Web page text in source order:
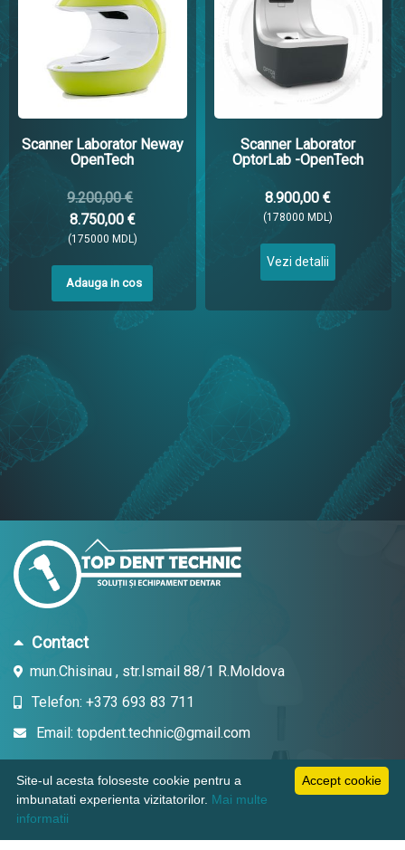
Scanner Laborator Neway
OpenTech
9.200,00 €
8.750,00 €
(175000 MDL)
Adauga in cos
Scanner Laborator
OptorLab -OpenTech
8.900,00 €
(178000 MDL)
Vezi detalii
Contact
mun.Chisinau , str.Ismail 88/1 R.Moldova
Telefon: +373 693 83 711
Email: topdent.technic@gmail.com
Informatii
Accept cookie
Site-ul acesta foloseste cookie pentru a
imbunatati experienta vizitatorilor. Mai multe
informatii